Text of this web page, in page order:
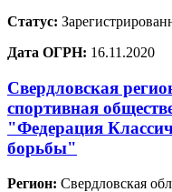
Статус:
Дата ОГРН: 16.11.2020
Свердловская
спортивная
"Федерация
борьбы"
Регион: Свердловская